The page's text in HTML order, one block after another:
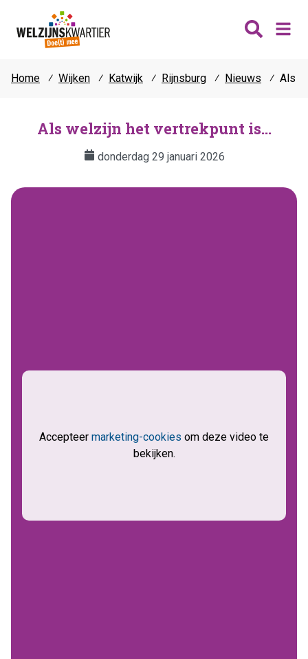
Katwijk
Ontmoeten
Home ⁄ Wijken ⁄ Katwijk ⁄ Rijnsburg ⁄ Nieuws ⁄ Als
Als welzijn het vertrekpunt is...
donderdag 29 januari 2026
Accepteer marketing-cookies om deze video te
bekijken.